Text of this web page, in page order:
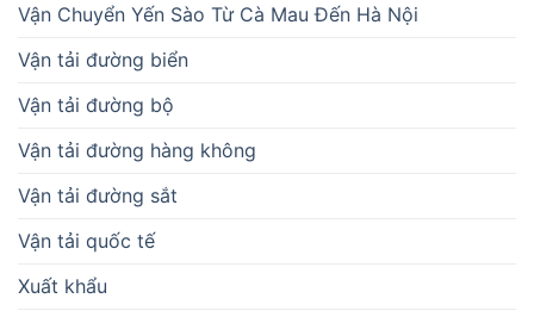
Vận Chuyển Yến Sào Từ Cà Mau Đến Hà Nội
Vận tải đường biển
Vận tải đường bộ
Vận tải đường hàng không
Vận tải đường sắt
Vận tải quốc tế
Xuất khẩu